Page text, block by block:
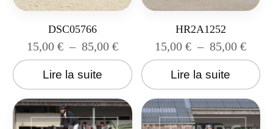
DSC05766
15,00 € – 85,00 €
Lire la suite
HR2A1252
15,00€ – 85,00€
Lire la suite